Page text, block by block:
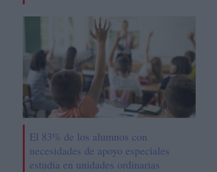
El 83% de los alumnos con
necesidades de apoyo especiales
estudia en unidades ordinarias